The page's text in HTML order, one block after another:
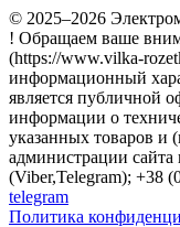
© 2025–2026
! Обращаем ваше
(https://www.vilka-
информационный
является публичной
информации о
указанных товаров и
администрации
(Viber,Telegram); +38
telegram
Политика